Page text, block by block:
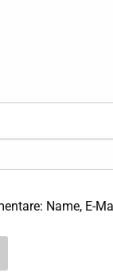
Name, E-